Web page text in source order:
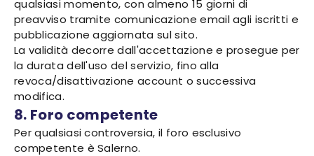
qualsiasi momento, con almeno 15 giorni di
preavviso tramite comunicazione email agli iscritti e
pubblicazione aggiornata sul sito.
La validità decorre dall'accettazione e prosegue per
la durata dell'uso del servizio, fino alla
revoca/disattivazione account o successiva
modifica.
8. Foro competente
Per qualsiasi controversia, il foro esclusivo
competente è Salerno.